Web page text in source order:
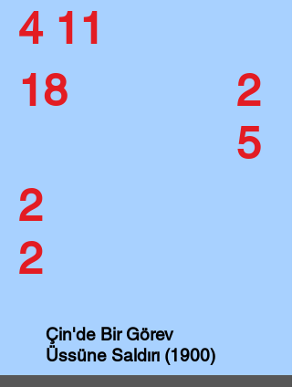
4 11
18
2
5
2
2
Çin'de Bir Görev
Üssüne Saldırı (1900)